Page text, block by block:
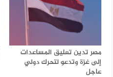
مصر تدين تعليق المساعدات
إلى غزة وتدعو لتحرك دولي
عاجل